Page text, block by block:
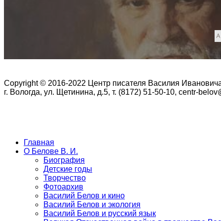
Copyright © 2016-2022 Центр писателя Василия
г. Вологда, ул. Щетинина, д.5, т. (8172) 51-50-10, centr-
Главная
О Белове В. И.
Биография
Детские годы
Творчество
Фотоархив
Василий Белов и кино
Василий Белов и экология
Василий Белов и русский язык